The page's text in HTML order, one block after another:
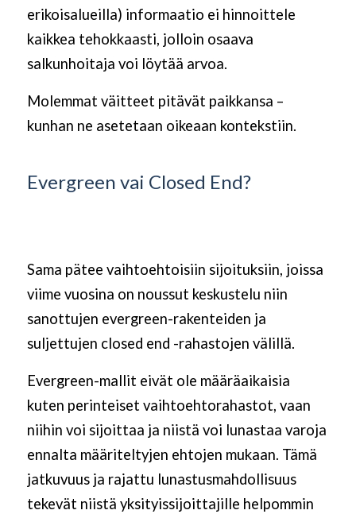
erikoisalueilla) informaatio ei hinnoittele
kaikkea tehokkaasti, jolloin osaava
salkunhoitaja voi löytää arvoa.
Molemmat väitteet pitävät paikkansa –
kunhan ne asetetaan oikeaan kontekstiin.
Evergreen vai Closed End?
Sama pätee vaihtoehtoisiin sijoituksiin, joissa
viime vuosina on noussut keskustelu niin
sanottujen evergreen-rakenteiden ja
suljettujen closed end -rahastojen välillä.
Evergreen-mallit eivät ole määräaikaisia
kuten perinteiset vaihtoehtorahastot, vaan
niihin voi sijoittaa ja niistä voi lunastaa varoja
ennalta määriteltyjen ehtojen mukaan. Tämä
jatkuvuus ja rajattu lunastusmahdollisuus
tekevät niistä yksityissijoittajille helpommin